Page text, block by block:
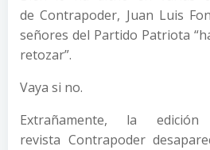
de Contrapoder, Juan Luis
señores del Partido Patriota
retozar”.
Vaya si no.
Extrañamente, la
revista Contrapoder